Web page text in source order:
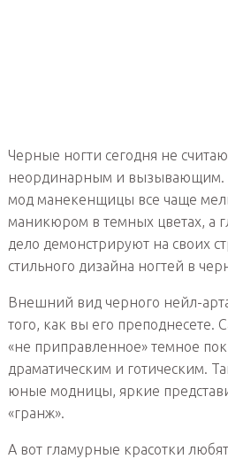
Черные ногти сегодня не
неординарным и вызывающим.
мод манекенщицы все чаще
маникюром в темных цветах, а
дело демонстрируют на своих
стильного дизайна ногтей в
Внешний вид черного нейл-
того, как вы его преподнесете.
«не приправленное» темное
драматическим и готическим.
юные модницы, яркие
«гранж».
А вот гламурные красотки